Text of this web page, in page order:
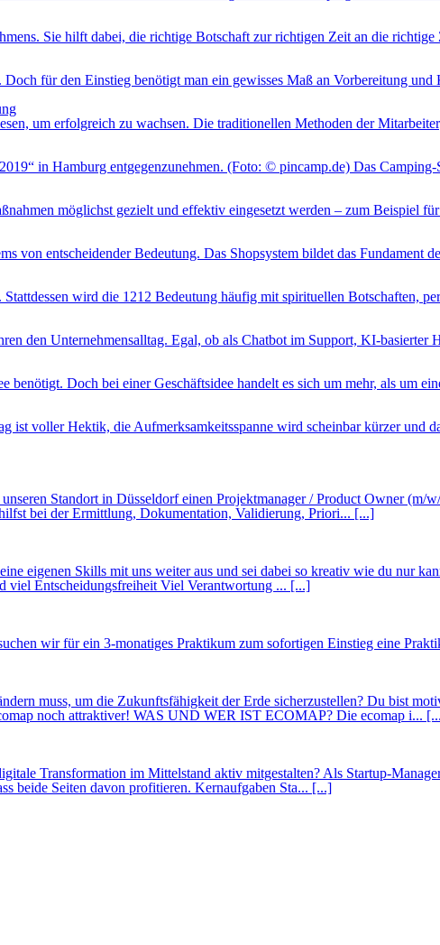
Sie hilft dabei, die richtige Botschaft zur richtigen Zeit an die
für den Einstieg benötigt man ein gewisses Maß an Vorbereitung
um erfolgreich zu wachsen. Die traditionellen Methoden der
in Hamburg entgegenzunehmen. (Foto: © pincamp.de) Das
möglichst gezielt und effektiv eingesetzt werden – zum Beispiel
von entscheidender Bedeutung. Das Shopsystem bildet das Fundament
wird die 1212 Bedeutung häufig mit spirituellen Botschaften,
den Unternehmensalltag. Egal, ob als Chatbot im Support, KI-basierter
Doch bei einer Geschäftsidee handelt es sich um mehr, als um
ist voller Hektik, die Aufmerksamkeitsspanne wird scheinbar kürzer und
Standort in Düsseldorf einen Projektmanager / Product Owner (m/
bei der Ermittlung, Dokumentation, Validierung, Priori... [...]
eigenen Skills mit uns weiter aus und sei dabei so kreativ wie du nur
viel Entscheidungsfreiheit Viel Verantwortung ... [...]
wir für ein 3-monatiges Praktikum zum sofortigen Einstieg eine
muss, um die Zukunftsfähigkeit der Erde sicherzustellen? Du bist
noch attraktiver! WAS UND WER IST ECOMAP? Die ecomap i...
Transformation im Mittelstand aktiv mitgestalten? Als Startup-
beide Seiten davon profitieren. Kernaufgaben Sta... [...]